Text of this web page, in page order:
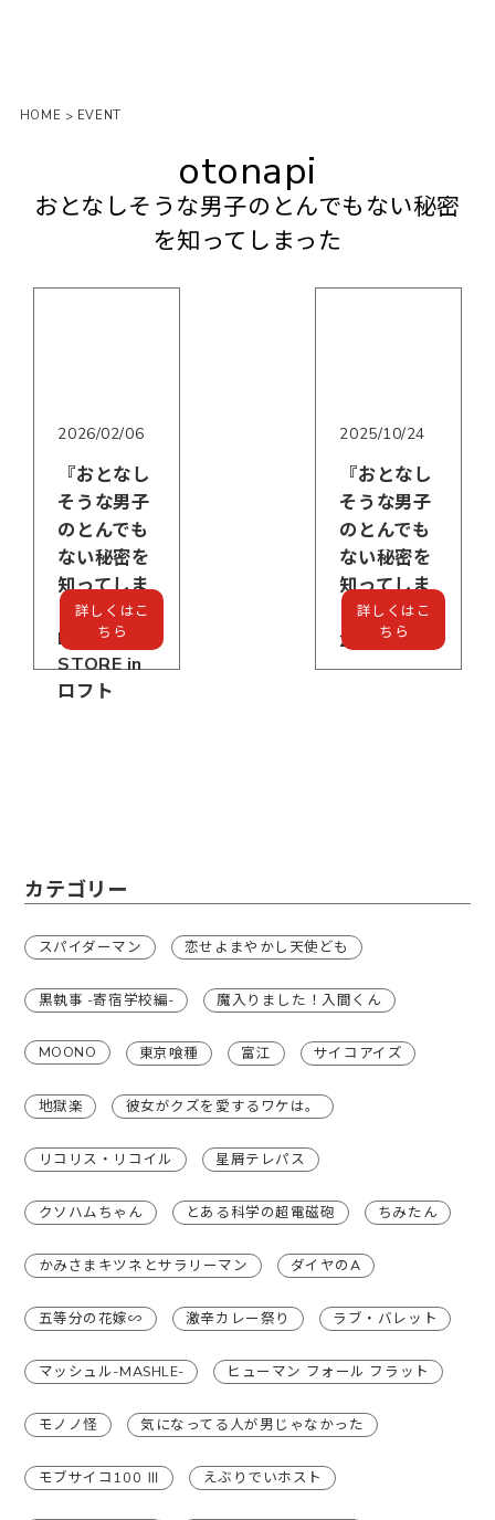
HOME > EVENT
otonapi
おとなしそうな男子のとんでもない秘密
を知ってしまった
2026/02/06
『おとなし
そうな男子
のとんでも
ない秘密を
知ってしま
った』
POP UP
STORE in
ロフト
詳しくはこ
ちら
2025/10/24
『おとなし
そうな男子
のとんでも
ない秘密を
知ってしま
った』㏌
22カレー
詳しくはこ
ちら
カテゴリー
スパイダーマン 恋せよまやかし天使ども
黒執事 -寄宿学校編- 魔入りました！入間くん
MOONO 東京喰種 富江 サイコアイズ
地獄楽 彼女がクズを愛するワケは。
リコリス・リコイル 星屑テレパス
クソハムちゃん とある科学の超電磁砲 ちみたん
かみさまキツネとサラリーマン ダイヤのA
五等分の花嫁∽ 激辛カレー祭り ラブ・バレット
マッシュル-MASHLE- ヒューマン フォール フラット
モノノ怪 気になってる人が男じゃなかった
モブサイコ100 Ⅲ えぶりでいホスト